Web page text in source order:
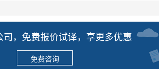
司，免费报价试译，享更多优惠
免费咨询